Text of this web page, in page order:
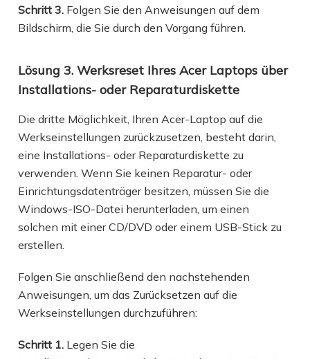
Schritt 3. Folgen Sie den Anweisungen auf dem
Bildschirm, die Sie durch den Vorgang führen.
Lösung 3. Werksreset Ihres Acer Laptops über
Installations- oder Reparaturdiskette
Die dritte Möglichkeit, Ihren Acer-Laptop auf die
Werkseinstellungen zurückzusetzen, besteht darin,
eine Installations- oder Reparaturdiskette zu
verwenden. Wenn Sie keinen Reparatur- oder
Einrichtungsdatenträger besitzen, müssen Sie die
Windows-ISO-Datei herunterladen, um einen
solchen mit einer CD/DVD oder einem USB-Stick zu
erstellen.
Folgen Sie anschließend den nachstehenden
Anweisungen, um das Zurücksetzen auf die
Werkseinstellungen durchzuführen:
Schritt 1. Legen Sie die